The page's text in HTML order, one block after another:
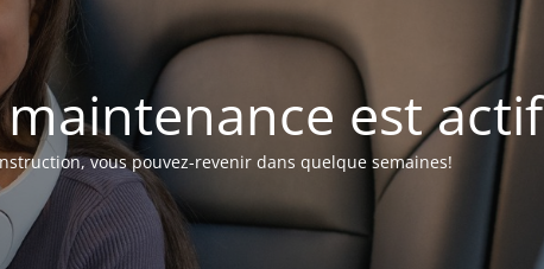
est actif
vous pouvez-revenir dans quelque semaines!